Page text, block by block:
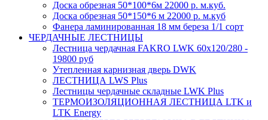
Доска обрезная 50*100*6м 22000 р. м.куб.
Доска обрезная 50*150*6 м 22000 р. м.куб
Фанера ламинированная 18 мм береза 1/1 сорт
ЧЕРДАЧНЫЕ ЛЕСТНИЦЫ
Лестница чердачная FAKRO LWK 60х120/280 -
19800 руб
Утепленная карнизная дверь DWK
ЛЕСТНИЦА LWS Plus
Лестницы чердачные складные LWK Plus
ТЕРМОИЗОЛЯЦИОННАЯ ЛЕСТНИЦА LTK и
LTK Energy